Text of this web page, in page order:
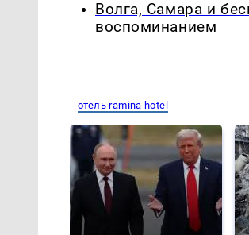
Волга, Самара и
воспоминанием
отель ramina hotel